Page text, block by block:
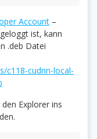
Account –
ist, kann
.deb Datei
c118-cudnn-local-
Explorer ins